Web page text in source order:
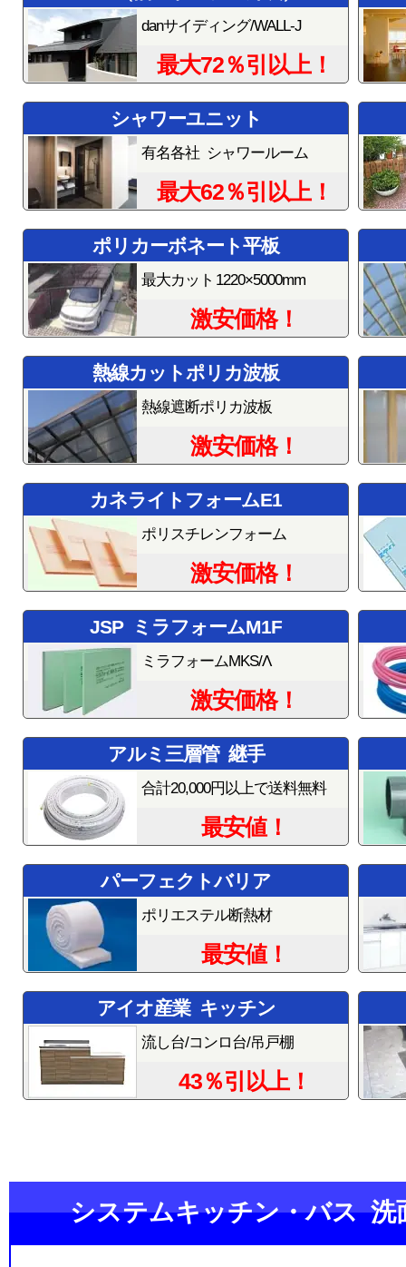
danサイディング/WALL-J
最大72％引以上！
シャワーユニット
有名各社 シャワールーム
最大62％引以上！
ポリカーボネート平板
最大カット 1220×5000mm
激安価格！
熱線カットポリカ波板
熱線遮断ポリカ波板
激安価格！
カネライトフォームE1
ポリスチレンフォーム
激安価格！
JSP ミラフォームM1F
ミラフォームMKS/Λ
激安価格！
アルミ三層管 継手
合計20,000円以上で送料無料
最安値！
パーフェクトバリア
ポリエステル断熱材
最安値！
アイオ産業 キッチン
流し台/コンロ台/吊戸棚
43％引以上！
システムキッチン・バス 洗